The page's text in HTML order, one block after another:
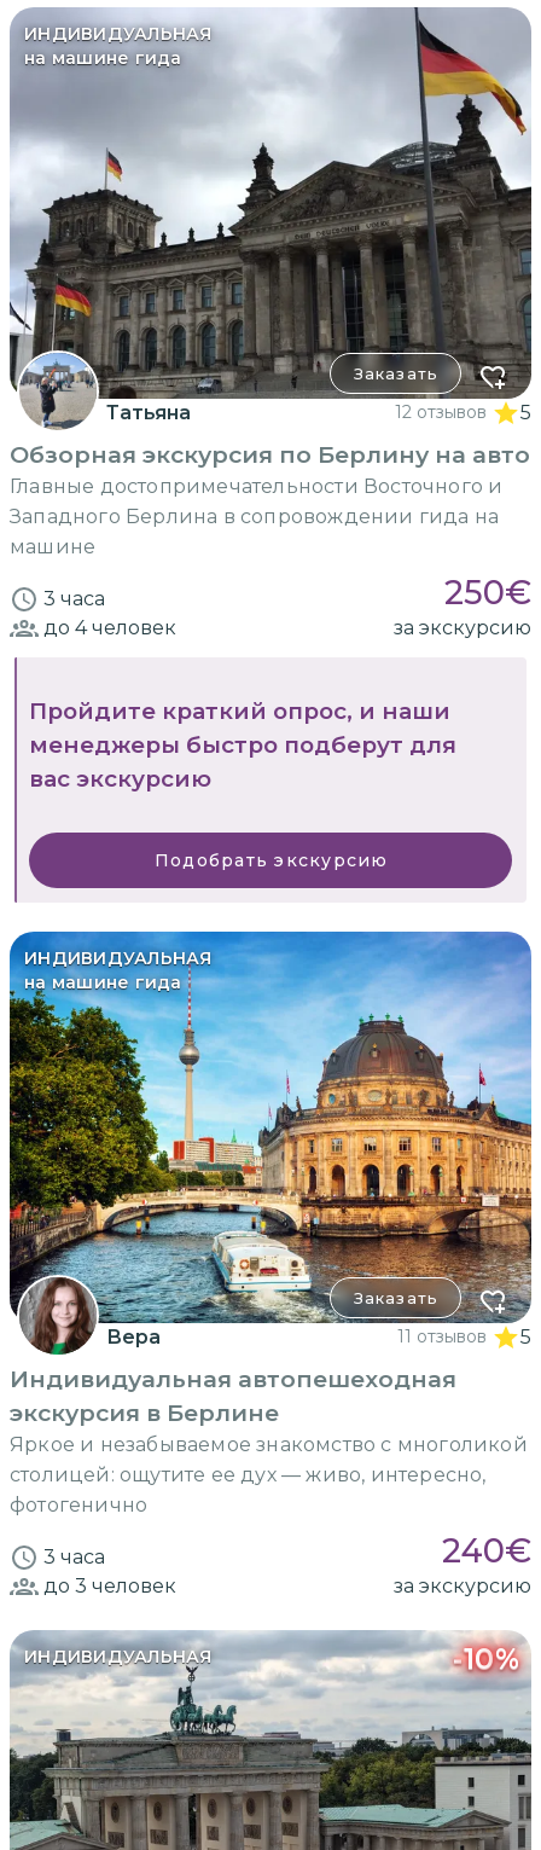
ИНДИВИДУАЛЬНАЯ
на машине гида
Заказать
Татьяна 12 отзывов 5
Обзорная экскурсия по Берлину на авто
Главные достопримечательности Восточного и
Западного Берлина в сопровождении гида на
машине
3 часа 250€
до 4человек за экскурсию
Пройдите краткий опрос, и наши
менеджеры быстро подберут для
вас экскурсию
Подобрать экскурсию
ИНДИВИДУАЛЬНАЯ
на машине гида
Заказать
Вера 11 отзывов 5
Индивидуальная автопешеходная
экскурсия в Берлине
Яркое и незабываемое знакомство с многоликой
столицей: ощутите ее дух — живо, интересно,
фотогенично
3 часа 240€
до 3 человек за экскурсию
ИНДИВИДУАЛЬНАЯ -10%